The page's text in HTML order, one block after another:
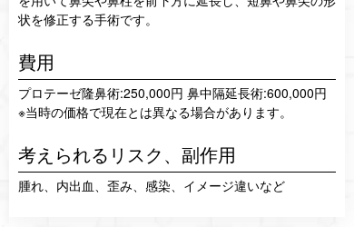
状を修正する手術です。
費用
プロテーゼ隆鼻術:250,000円 鼻中隔延長術:600,000円
※当時の価格で現在とは異なる場合があります。
考えられるリスク、 副作用
腫れ、内出血、歪み、感染、イメージ違いなど